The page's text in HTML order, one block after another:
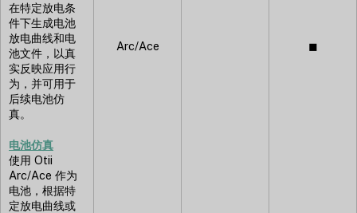
在特定放电条
件下生成电池
放电曲线和电
池文件，以真
实反映应用行
为，并可用于
后续电池仿
真。
Arc/Ace ◼︎
电池仿真
使用 Otii
Arc/Ace 作为
电池，根据特
定放电曲线或